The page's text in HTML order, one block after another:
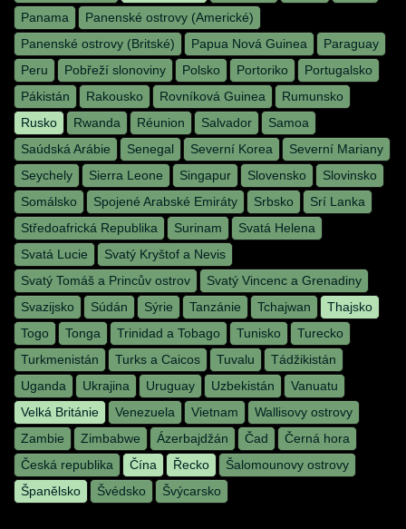
Panama
Panenské ostrovy (Americké)
Panenské ostrovy (Britské)
Papua Nová Guinea
Paraguay
Peru
Pobřeží slonoviny Polsko Portoriko
Portugalsko
Pákistán
Rakousko Rovníková Guinea
Rumunsko
Rusko
Rwanda Réunion Salvador
Samoa
Saúdská Arábie
Senegal Severní Korea
Severní Mariany
Seychely
Sierra Leone Singapur Slovensko
Slovinsko
Somálsko
Spojené Arabské Emiráty Srbsko
Srí Lanka
Středoafrická Republika
Surinam
Svatá Helena
Svatá Lucie
Svatý Kryštof a Nevis
Svatý Tomáš a Princův ostrov
Svatý Vincenc a Grenadiny
Svazijsko
Súdán Sýrie Tanzánie Tchajwan
Thajsko
Togo
Tonga Trinidad a Tobago Tunisko
Turecko
Turkmenistán
Turks a Caicos Tuvalu
Tádžikistán
Uganda
Ukrajina Uruguay Uzbekistán
Vanuatu
Velká Británie
Venezuela Vietnam
Wallisovy ostrovy
Zambie
Zimbabwe Ázerbajdžán Čad
Černá hora
Česká republika
Čína Řecko
Šalomounovy ostrovy
Španělsko
Švédsko Švýcarsko